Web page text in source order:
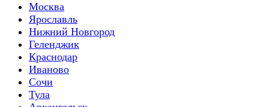
Москва
Ярославль
Нижний Новгород
Геленджик
Краснодар
Иваново
Сочи
Тула